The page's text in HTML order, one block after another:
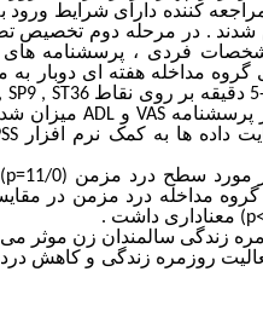
سال 1401 انتخاب شدند . از هر مرکز 25 سالمند زن مراجعه کننده
شدند . در مرحله دوم تخصیص
فردی ، پرسشنامه های
گروه مداخلههفته ای دوبار
SP9 , ST36
پرسشنامه VAS و ADL میزان
داده ها به کمک نرم افزار
سطح درد مزمن (11/0 p=
گروه مداخله درد مزمن در
p<) معناداری داشت .
زندگی سالمندان زن موثر می
روزمره زندگی و کاهش